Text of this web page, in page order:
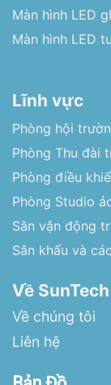
Màn hình LED
Màn hình LED
Lĩnh vực
Phòng hội
Phòng Thu đài
Phòng điều
Phòng Studio
Sân vận động
Sân khấu và
Về SunTech
Về chúng tôi
Liên hệ